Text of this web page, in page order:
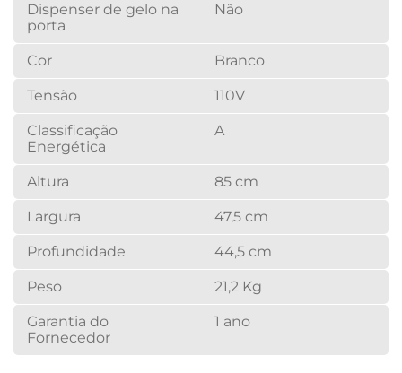
Dispenser de gelo na
porta
Não
Cor Branco
Tensão 110V
Classificação
Energética
A
Altura 85 cm
Largura 47,5 cm
Profundidade 44,5 cm
Peso 21,2 Kg
Garantia do
Fornecedor
1 ano